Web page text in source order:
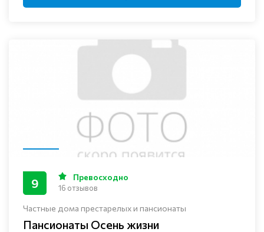
Частные дома престарелых и пансионаты
Пансионаты Осень жизни
9 Превосходно
16 отзывов